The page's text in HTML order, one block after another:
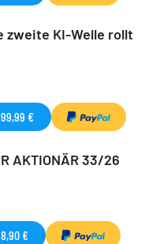
zweite KI-Welle rollt
99,99 €
AKTIONÄR 33/26
8,90 €